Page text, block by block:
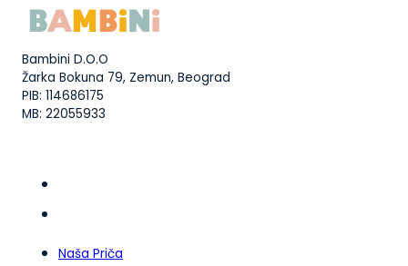
Bambini D.O.O
Žarka Bokuna 79, Zemun, Beograd
PIB: 114686175
MB: 22055933
Naša Priča